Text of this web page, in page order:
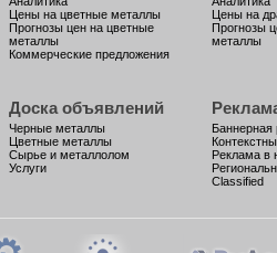
Цены на цветные металлы
Прогнозы цен на цветные
металлы
Коммерческие предложения
Цены на
Прогнозы
металлы
Доска объявлений
Черные металлы
Цветные металлы
Сырье и металлолом
Услуги
Баннерная
Реклама в
Classified